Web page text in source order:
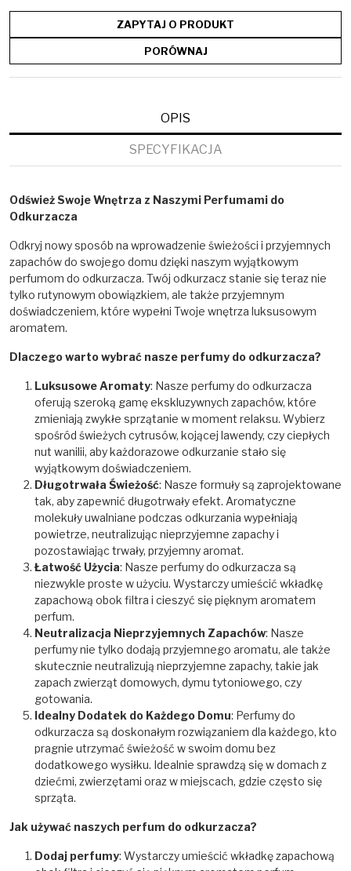
ZAPYTAJ O PRODUKT
PORÓWNAJ
OPIS
SPECYFIKACJA
Odśwież Swoje Wnętrza z Naszymi Perfumami do
Odkurzacza
Odkryj nowy sposób na wprowadzenie świeżości i przyjemnych
zapachów do swojego domu dzięki naszym wyjątkowym
perfumom do odkurzacza. Twój odkurzacz stanie się teraz nie
tylko rutynowym obowiązkiem, ale także przyjemnym
doświadczeniem, które wypełni Twoje wnętrza luksusowym
aromatem.
Dlaczego warto wybrać nasze perfumy do odkurzacza?
Luksusowe Aromaty: Nasze perfumy do odkurzacza
oferują szeroką gamę ekskluzywnych zapachów, które
zmieniają zwykłe sprzątanie w moment relaksu. Wybierz
spośród świeżych cytrusów, kojącej lawendy, czy ciepłych
nut wanilii, aby każdorazowe odkurzanie stało się
wyjątkowym doświadczeniem.
Długotrwała Świeżość: Nasze formuły są zaprojektowane
tak, aby zapewnić długotrwały efekt. Aromatyczne
molekuły uwalniane podczas odkurzania wypełniają
powietrze, neutralizując nieprzyjemne zapachy i
pozostawiając trwały, przyjemny aromat.
Łatwość Użycia: Nasze perfumy do odkurzacza są
niezwykle proste w użyciu. Wystarczy umieścić wkładkę
zapachową obok filtra i cieszyć się pięknym aromatem
perfum.
Neutralizacja Nieprzyjemnych Zapachów: Nasze
perfumy nie tylko dodają przyjemnego aromatu, ale także
skutecznie neutralizują nieprzyjemne zapachy, takie jak
zapach zwierząt domowych, dymu tytoniowego, czy
gotowania.
Idealny Dodatek do Każdego Domu: Perfumy do
odkurzacza są doskonałym rozwiązaniem dla każdego, kto
pragnie utrzymać świeżość w swoim domu bez
dodatkowego wysiłku. Idealnie sprawdzą się w domach z
dziećmi, zwierzętami oraz w miejscach, gdzie często się
sprząta.
Jak używać naszych perfum do odkurzacza?
Dodaj perfumy: Wystarczy umieścić wkładkę zapachową